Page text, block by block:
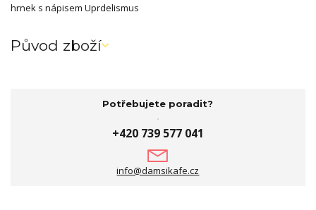
hrnek s nápisem Uprdelismus
Původ zboží
Potřebujete poradit?
+420 739 577 041
info@damsikafe.cz